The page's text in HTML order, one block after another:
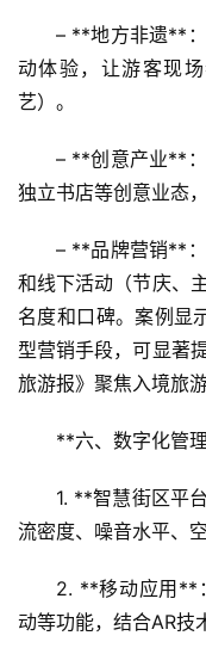
首
页
旅
融
– **地方非遗**
动体验，让游客现
艺）。
– **创意产业**：
独立书店等创意业态
– **品牌营销**：
和线下活动（节庆、
名度和口碑。案例显
型营销手段，可显著
旅游报》聚焦入境旅
**六、数字化管
1. **智慧街区平
流密度、噪音水平、
2. **移动应用**
动等功能，结合AR技